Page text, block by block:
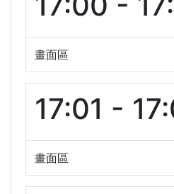
畫面區
17:01 -
畫面區